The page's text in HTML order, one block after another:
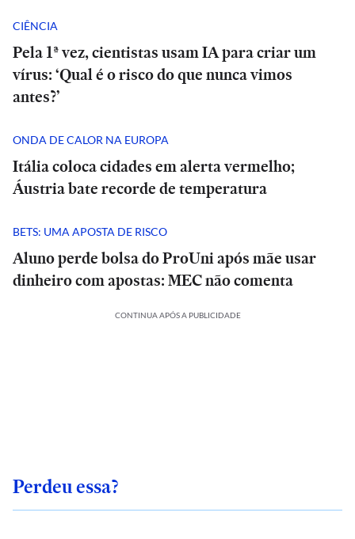
CIÊNCIA
Pela 1ª vez, cientistas usam IA para criar um
vírus: ‘Qual é o risco do que nunca vimos
antes?’
ONDA DE CALOR NA EUROPA
Itália coloca cidades em alerta vermelho;
Áustria bate recorde de temperatura
BETS: UMA APOSTA DE RISCO
Aluno perde bolsa do ProUni após mãe usar
dinheiro com apostas: MEC não comenta
CONTINUA APÓS A PUBLICIDADE
Perdeu essa?